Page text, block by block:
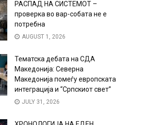
РАСПАД НА СИСТЕМОТ –
проверка во вар-собата не е
потребна
AUGUST 1, 2026
Тематска дебата на СДА
Македонија: Северна
Македонија помеѓу европската
интеграција и “Српскиот свет”
JULY 31, 2026